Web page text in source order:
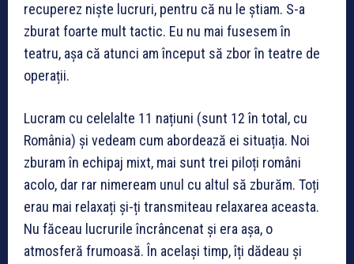
recuperez niște lucruri, pentru că nu le știam. S-a
zburat foarte mult tactic. Eu nu mai fusesem în
teatru, așa că atunci am început să zbor în teatre de
operații.
Lucram cu celelalte 11 națiuni (sunt 12 în total, cu
România) și vedeam cum abordează ei situația. Noi
zburam în echipaj mixt, mai sunt trei piloți români
acolo, dar rar nimeream unul cu altul să zburăm. Toți
erau mai relaxați și-ți transmiteau relaxarea aceasta.
Nu făceau lucrurile încrâncenat și era așa, o
atmosferă frumoasă. În același timp, îți dădeau și